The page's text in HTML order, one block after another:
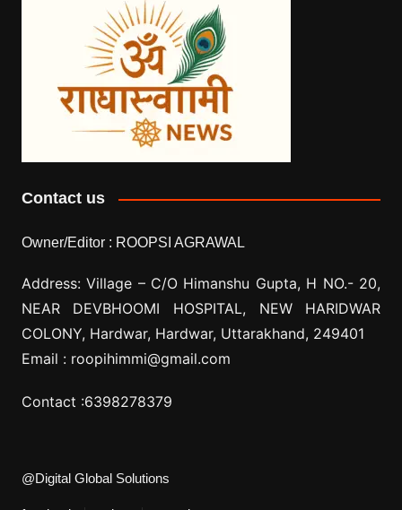
Contact us
Owner/Editor : ROOPSI AGRAWAL
Address: Village – C/O Himanshu Gupta, H NO.- 20,
NEAR DEVBHOOMI HOSPITAL, NEW HARIDWAR
COLONY, Hardwar, Hardwar, Uttarakhand, 249401
Email : roopihimmi@gmail.com
Contact :6398278379
@Digital Global Solutions